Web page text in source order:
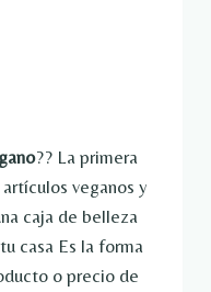
?? La primera
veganos y
caja de belleza
casa Es la forma
o precio de